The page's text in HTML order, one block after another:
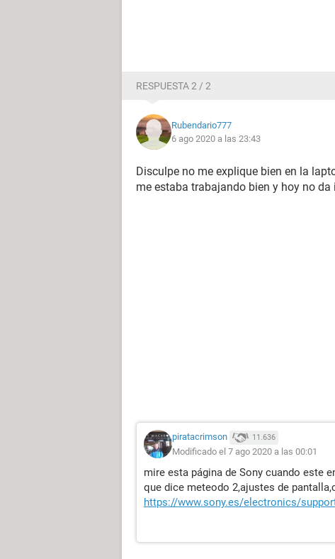
RESPUESTA 2 / 2
Rubendario777
6 ago 2020 a las 23:43
Disculpe no me explique bien en la
me estaba trabajando bien y hoy no da
piratacrimson 11.636
Modificado el 7 ago 2020 a las 00:01
mire esta página de Sony cuando este
que dice meteodo 2,ajustes de
https://www.sony.es/electronics/